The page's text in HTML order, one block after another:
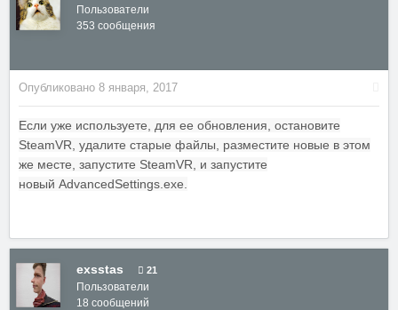
Пользователи
353 сообщения
Опубликовано 8 января, 2017
Если уже используете, для ее обновления, остановите
SteamVR, удалите старые файлы, разместите новые в этом
же месте, запустите SteamVR, и запустите
новый AdvancedSettings.exe.
exsstas 21
Пользователи
18 сообщений